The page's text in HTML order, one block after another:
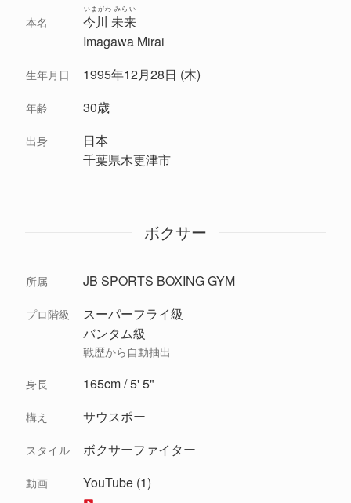
本名 今川 未来
いまがわ みらい
Imagawa Mirai
生年月日 1995年12月28日 (木)
年齢 30歳
出身
日本
千葉県木更津市
ボクサー
所属 JB SPORTS BOXING GYM
プロ階級
スーパーフライ級
バンタム級
戦歴から自動抽出
身長 165cm / 5' 5"
構え サウスポー
スタイル ボクサーファイター
動画 YouTube (1)